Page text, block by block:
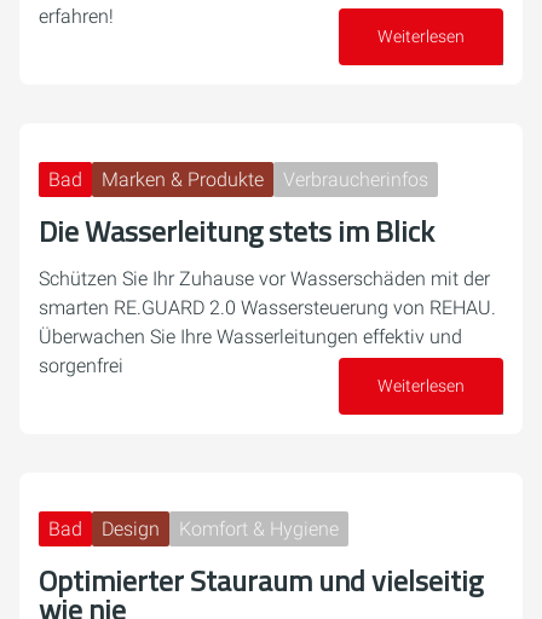
erfahren!
Weiterlesen
Bad Marken & Produkte Verbraucherinfos
Die Wasserleitung stets im Blick
Schützen Sie Ihr Zuhause vor Wasserschäden mit der
smarten RE.GUARD 2.0 Wassersteuerung von REHAU.
Überwachen Sie Ihre Wasserleitungen effektiv und
sorgenfrei
Weiterlesen
Bad Design Komfort & Hygiene
Optimierter Stauraum und vielseitig
wie nie